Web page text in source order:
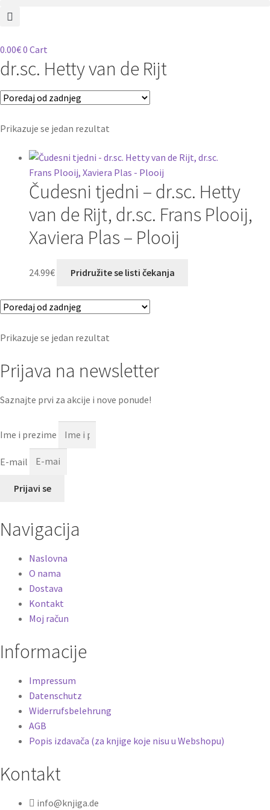
0.00€0 Cart
dr.sc. Hetty van de Rijt
Prikazuje se jedan rezultat
Čudesni tjedni – dr.sc. Hetty
van de Rijt, dr.sc. Frans Plooij,
Xaviera Plas – Plooij
24.99€ Pridružite se listi čekanja
Prikazuje se jedan rezultat
Prijava na newsletter
Saznajte prvi za akcije i nove ponude!
Ime i prezime
E-mail
Prijavi se
Navigacija
Naslovna
O nama
Dostava
Kontakt
Moj račun
Informacije
Impressum
Datenschutz
Widerrufsbelehrung
AGB
Popis izdavača (za knjige koje nisu u Webshopu)
Kontakt
info@knjiga.de